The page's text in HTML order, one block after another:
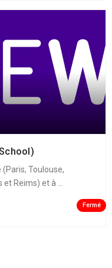
(Paris, Toulouse,
et Reims) et à ...
Fermé